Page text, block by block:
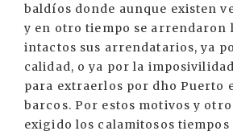
baldíos donde aunque existen
y en otro tiempo se arrendaron
intactos sus arrendatarios, ya
calidad, o ya por la
para extraerlos por dho Puerto
barcos. Por estos motivos y
exigido los calamitosos tiempos